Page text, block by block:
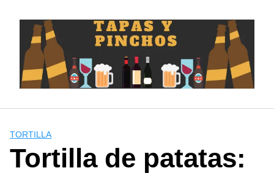
contenido
TORTILLA
Tortilla de patatas: